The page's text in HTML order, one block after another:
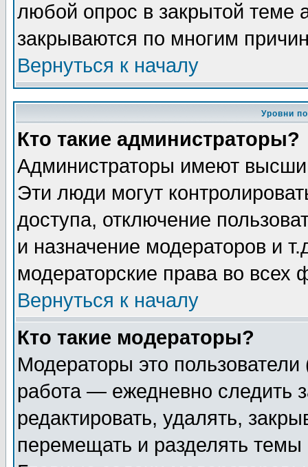
любой опрос в закрытой теме
закрываются по многим
Вернуться к началу
Уровни
Кто такие администраторы?
Администраторы имеют
Эти люди могут
доступа, отключение
и назначение модераторов и
модераторские права во всех
Вернуться к началу
Кто такие модераторы?
Модераторы это
работа — ежедневно следить
редактировать, удалять,
перемещать и разделять